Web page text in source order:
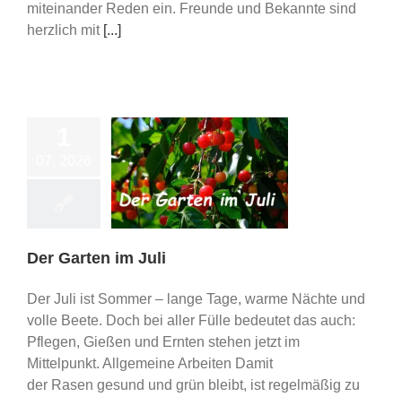
miteinander Reden ein. Freunde und Bekannte sind
herzlich mit [...]
Der Garten im Juli
Der Juli ist Sommer – lange Tage, warme Nächte und
volle Beete. Doch bei aller Fülle bedeutet das auch:
Pflegen, Gießen und Ernten stehen jetzt im
Mittelpunkt. Allgemeine Arbeiten Damit
der Rasen gesund und grün bleibt, ist regelmäßig zu